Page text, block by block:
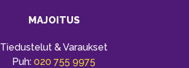
MAJOITUS
Tiedustelut & Varaukset
Puh: 020 755 9975